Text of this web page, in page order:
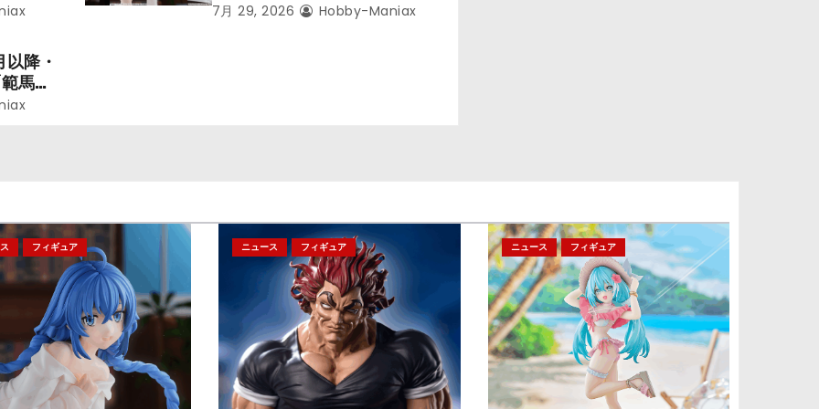
にな
本気だす～』から「ロキシー」
7月 29, 2026 Hobby-Maniax
降・
馬勇
フィギュア ニュース フィギュア ニュース フィギュア